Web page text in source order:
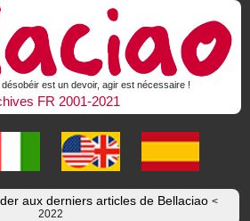
est un devoir, agir est nécessaire !
FR 2001-2021
aux derniers articles de Bellaciao <
2022